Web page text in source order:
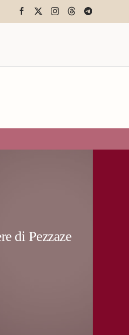
di Pezzaze